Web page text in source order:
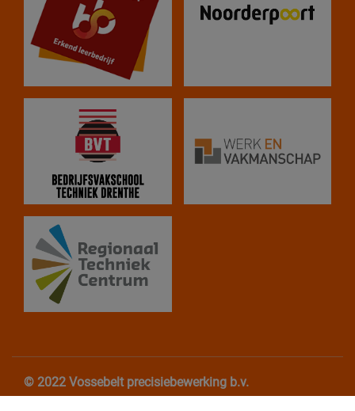
© 2022 Vossebelt precisiebewerking b.v.
Algemene Voorwaarden